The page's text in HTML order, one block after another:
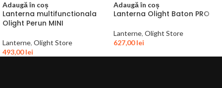
Adaugă în coș
Lanterna multifunctionala
Olight Perun MINI
Lanterne, Olight Store
493,00lei
Adaugă în coș
Lanterna Olight Baton PRO
Lanterne, Olight Store
627,00lei